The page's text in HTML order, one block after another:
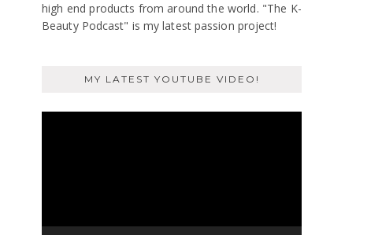
high end products from around the world. "The K-
Beauty Podcast" is my latest passion project!
MY LATEST YOUTUBE VIDEO!